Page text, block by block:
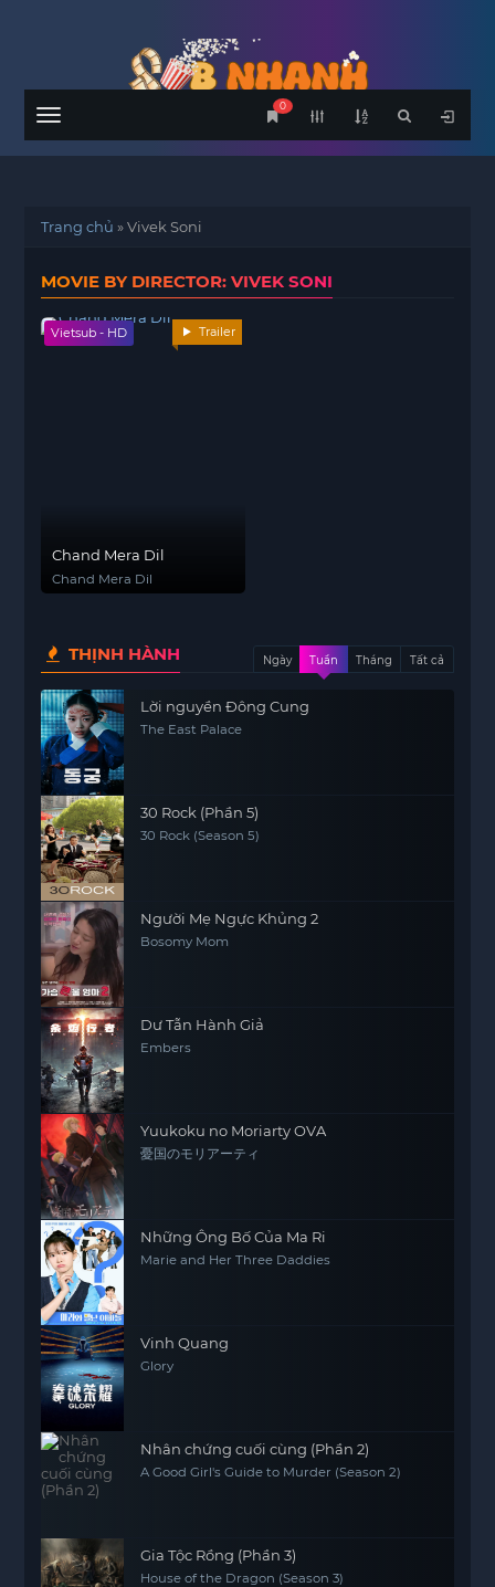
Menu
0
Trang chủ »Vivek Soni
MOVIE BY DIRECTOR: VIVEK SONI
Vietsub - HD Trailer
Chand Mera Dil
Chand Mera Dil
THỊNH HÀNH Ngày Tuần Tháng Tất cả
Lời nguyền Đông Cung
The East Palace
30 Rock (Phần 5)
30 Rock (Season 5)
Người Mẹ Ngực Khủng 2
Bosomy Mom
Dư Tẫn Hành Giả
Embers
Yuukoku no Moriarty OVA
憂国のモリアーティ
Những Ông Bố Của Ma Ri
Marie and Her Three Daddies
Vinh Quang
Glory
Nhân chứng cuối cùng (Phần 2)
A Good Girl's Guide to Murder (Season 2)
Gia Tộc Rồng (Phần 3)
House of the Dragon (Season 3)